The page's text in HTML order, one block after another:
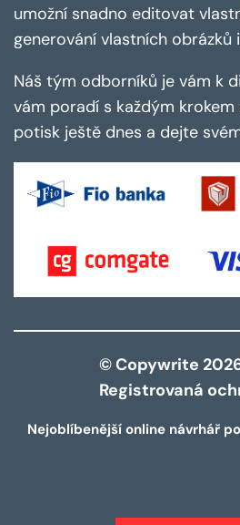
umožní snadno editovat
generování vlastních
Náš tým odborníků je vám k
vám poradí s každým
potisk ještě dnes a dejte
© Copywrite
Registrovaná
Nejoblíbenější online návrhář